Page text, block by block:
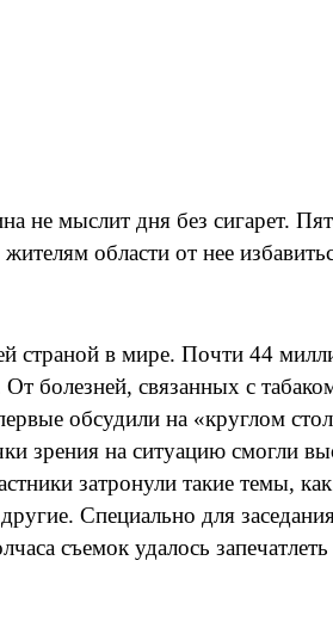
не мыслит дня без сигарет.
области от нее
страной в мире. Почти 44
болезней, связанных с
обсудили на «круглом
зрения на ситуацию смогли
затронули такие темы,
Специально для
съемок удалось